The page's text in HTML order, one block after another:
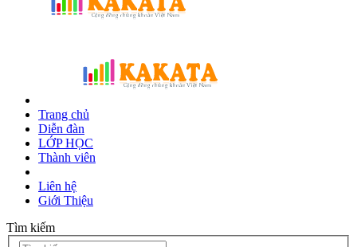
Trang chủ
Diễn đàn
LỚP HỌC
Thành viên
Liên hệ
Giới Thiệu
Tìm kiếm